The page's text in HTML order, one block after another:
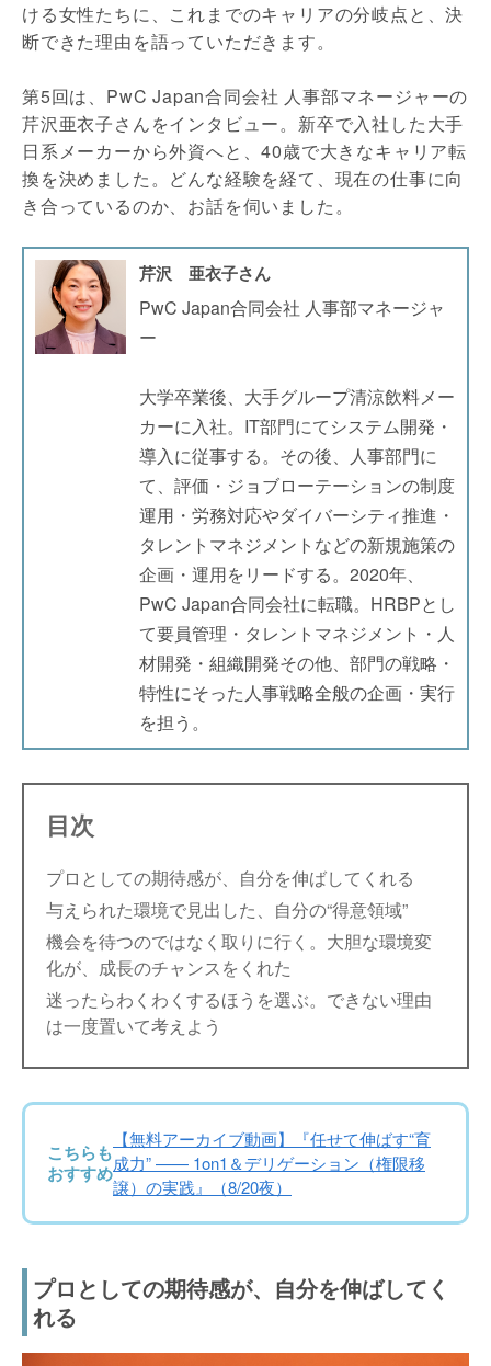
ける女性たちに、これまでのキャリアの分岐点と、決
断できた理由を語っていただきます。
第5回は、PwC Japan合同会社 人事部マネージャーの
芹沢亜衣子さんをインタビュー。新卒で入社した大手
日系メーカーから外資へと、40歳で大きなキャリア転
換を決めました。どんな経験を経て、現在の仕事に向
き合っているのか、お話を伺いました。
芹沢 亜衣子さん
PwC Japan合同会社 人事部マネージャ
ー
大学卒業後、大手グループ清涼飲料メー
カーに入社。IT部門にてシステム開発・
導入に従事する。その後、人事部門に
て、評価・ジョブローテーションの制度
運用・労務対応やダイバーシティ推進・
タレントマネジメントなどの新規施策の
企画・運用をリードする。2020年、
PwC Japan合同会社に転職。HRBPとし
て要員管理・タレントマネジメント・人
材開発・組織開発その他、部門の戦略・
特性にそった人事戦略全般の企画・実行
を担う。
目次
プロとしての期待感が、自分を伸ばしてくれる
与えられた環境で見出した、自分の“得意領域”
機会を待つのではなく取りに行く。大胆な環境変
化が、成長のチャンスをくれた
迷ったらわくわくするほうを選ぶ。できない理由
は一度置いて考えよう
こちらも
おすすめ
【無料アーカイブ動画】『任せて伸ばす“育
成力” —— 1on1＆デリゲーション（権限移
譲）の実践』（8/20夜）
プロとしての期待感が、自分を伸ばしてく
れる